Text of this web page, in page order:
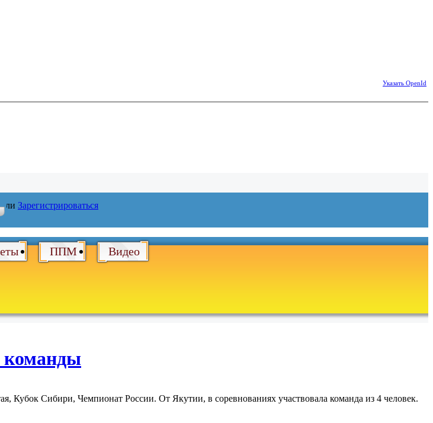
Указать OpenId
Зарегистрироваться
ППМ Видео
команды
Кубок Сибири, Чемпионат России. От Якутии, в соревнованиях участвовала команда из 4 человек.